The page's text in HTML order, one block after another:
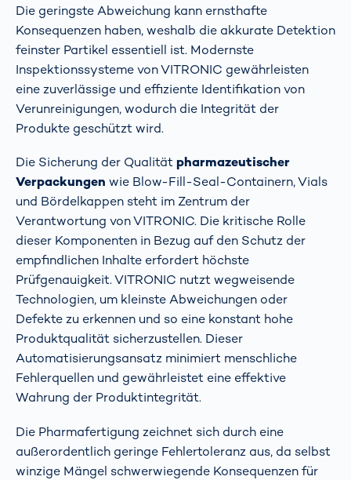
Die geringste Abweichung kann ernsthafte
Konsequenzen haben, weshalb die akkurate Detektion
feinster Partikel essentiell ist. Modernste
Inspektionssysteme von VITRONIC gewährleisten
eine zuverlässige und effiziente Identifikation von
Verunreinigungen, wodurch die Integrität der
Produkte geschützt wird.
Die Sicherung der Qualitätpharmazeutischer
Verpackungen wie Blow-Fill-Seal-Containern, Vials
und Bördelkappen steht im Zentrum der
Verantwortung von VITRONIC. Die kritische Rolle
dieser Komponenten in Bezug auf den Schutz der
empfindlichen Inhalte erfordert höchste
Prüfgenauigkeit. VITRONIC nutzt wegweisende
Technologien, um kleinste Abweichungen oder
Defekte zu erkennen und so eine konstant hohe
Produktqualität sicherzustellen. Dieser
Automatisierungsansatz minimiert menschliche
Fehlerquellen und gewährleistet eine effektive
Wahrung der Produktintegrität.
Die Pharmafertigung zeichnet sich durch eine
außerordentlich geringe Fehlertoleranz aus, da selbst
winzige Mängel schwerwiegende Konsequenzen für